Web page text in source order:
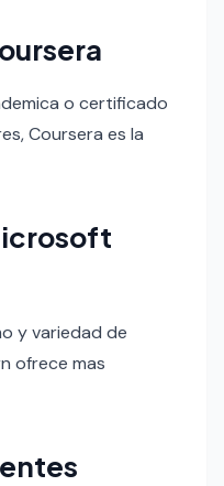
o certificado
Coursera es la
y variedad de
ofrece mas